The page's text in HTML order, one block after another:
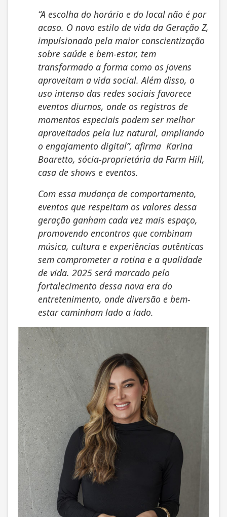
“A escolha do horário e do local não é por
acaso. O novo estilo de vida da Geração Z,
impulsionado pela maior conscientização
sobre saúde e bem-estar, tem
transformado a forma como os jovens
aproveitam a vida social. Além disso, o
uso intenso das redes sociais favorece
eventos diurnos, onde os registros de
momentos especiais podem ser melhor
aproveitados pela luz natural, ampliando
o engajamento digital”, afirma Karina
Boaretto, sócia-proprietária da Farm Hill,
casa de shows e eventos.
Com essa mudança de comportamento,
eventos que respeitam os valores dessa
geração ganham cada vez mais espaço,
promovendo encontros que combinam
música, cultura e experiências autênticas
sem comprometer a rotina e a qualidade
de vida. 2025 será marcado pelo
fortalecimento dessa nova era do
entretenimento, onde diversão e bem-
estar caminham lado a lado.